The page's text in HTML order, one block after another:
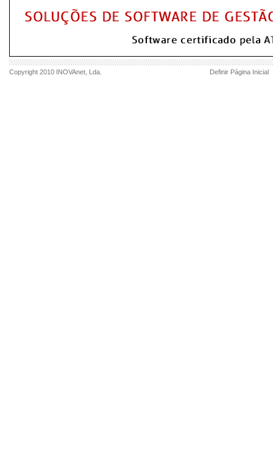
Copyright 2010 INOVAnet , Lda. Definir Página Inicial